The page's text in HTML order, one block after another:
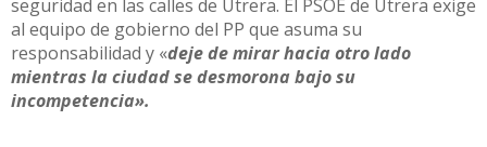
seguridad en las calles de Utrera. El PSOE de Utrera exige
al equipo de gobierno del PP que asuma su
responsabilidad y «deje de mirar hacia otro lado
mientras la ciudad se desmorona bajo su
incompetencia».